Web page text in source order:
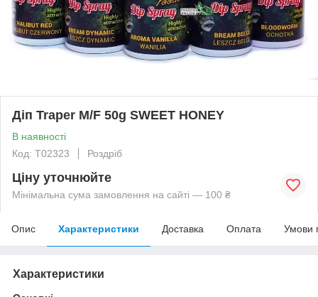
Діп Traper M/F 50g SWEET HONEY
В наявності
Код: T02323
Роздріб
Ціну уточнюйте
Мінімальна сума замовлення на сайті — 100 ₴
Опис Характеристики Доставка Оплата Умови
Характеристики